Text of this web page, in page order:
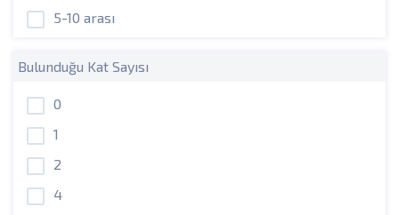
5-10 arası
Bulunduğu Kat Sayısı
0
1
2
4